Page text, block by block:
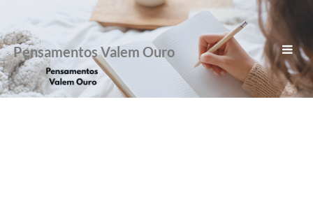
Pensamentos Valem Ouro